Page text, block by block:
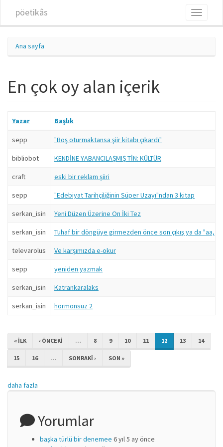
pöetikâs
Toggle
Ana sayfa
En çok oy alan içerik
Yazar Başlık
sepp "Boş oturmaktansa şiir kitabı çıkardı"
bibliobot KENDİNE YABANCILAŞMIŞ TİN: KÜLTÜR
craft eski bir reklam şiiri
sepp "Edebiyat Tarihçiliğinin Süper Uzayı"ndan 3 kitap
serkan_isin Yeni Düzen Üzerine On İki Tez
serkan_isin Tuhaf bir döngüye girmezden önce son çıkış ya da "aa,
televarolus Ve karşımızda e-okur
sepp yeniden yazmak
serkan_isin Katrankaralaks
serkan_isin hormonsuz 2
« ILK ‹ ÖNCEKI … 8 9 10 11 12 13 14
15 16 … SONRAKI › SON »
daha fazla
Yorumlar
başka türlü bir denemee 6 yıl 5 ay önce